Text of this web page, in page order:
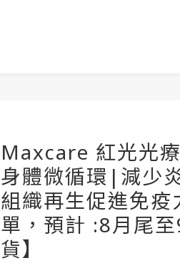
Maxcare 紅光光
身體微循環|減少
組織再生促進免
單，預計 :8月尾
貨】